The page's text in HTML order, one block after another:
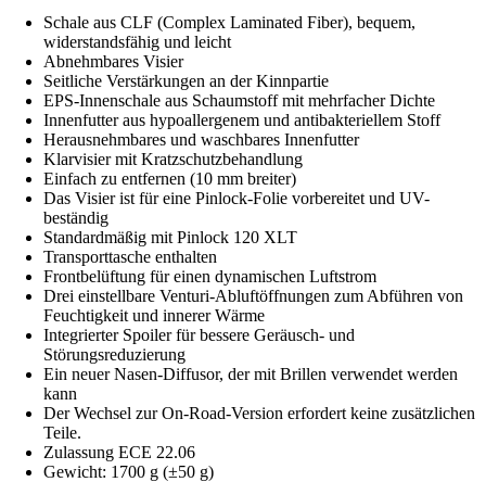
Schale aus CLF (Complex Laminated Fiber), bequem,
widerstandsfähig und leicht
Abnehmbares Visier
Seitliche Verstärkungen an der Kinnpartie
EPS-Innenschale aus Schaumstoff mit mehrfacher Dichte
Innenfutter aus hypoallergenem und antibakteriellem Stoff
Herausnehmbares und waschbares Innenfutter
Klarvisier mit Kratzschutzbehandlung
Einfach zu entfernen (10 mm breiter)
Das Visier ist für eine Pinlock-Folie vorbereitet und UV-
beständig
Standardmäßig mit Pinlock 120 XLT
Transporttasche enthalten
Frontbelüftung für einen dynamischen Luftstrom
Drei einstellbare Venturi-Abluftöffnungen zum Abführen von
Feuchtigkeit und innerer Wärme
Integrierter Spoiler für bessere Geräusch- und
Störungsreduzierung
Ein neuer Nasen-Diffusor, der mit Brillen verwendet werden
kann
Der Wechsel zur On-Road-Version erfordert keine zusätzlichen
Teile.
Zulassung ECE 22.06
Gewicht: 1700 g (±50 g)